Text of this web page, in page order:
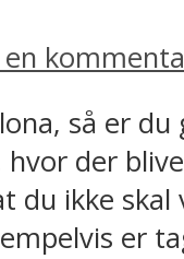
en
så er
der
du ikke
er